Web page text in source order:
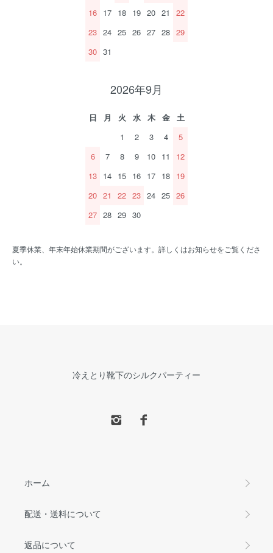
16 17 18 19 20 21
22
23 24 25 26 27 28 29
30 31
2026年9月
日 月 火 水 木 金
土
1
2 3 4
5
6
7 8 9 10 11
12
13 14 15 16 17 18 19
20 21 22 23 24 25 26
27 28 29 30
夏季休業、年末年始休業期間がございます。詳しくはお知らせをご覧くださ
い。
冷えとり靴下のシルクパーティー
ホーム
配送・送料について
返品について